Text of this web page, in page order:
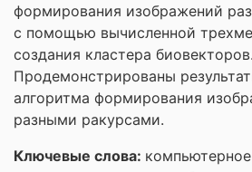
формирования изображений
с помощью вычисленной
создания кластера биовекторов.
Продемонстрированы
алгоритма формирования
разными ракурсами.
Ключевые слова: